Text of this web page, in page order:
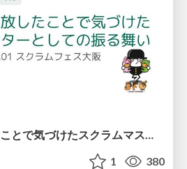
こだわりを手放したことで気づけたスクラムマスターとしての振る舞い
1 380